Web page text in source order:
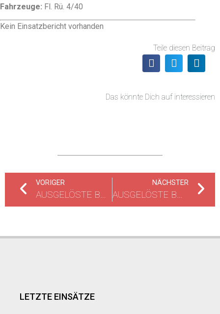
Fahrzeuge: Fl. Rü. 4/40
Kein Einsatzbericht vorhanden
Teile diesen Beitrag
Das könnte Dich auf interessieren
VORIGER
AUSGELÖSTE BRANDMELDEANLAGE
NÄCHSTER
AUSGELÖSTE BRANDMELDEANLAGE
LETZTE EINSÄTZE